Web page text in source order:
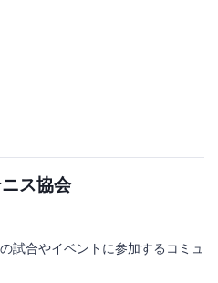
ス協会
試合やイベントに参加するコミュ